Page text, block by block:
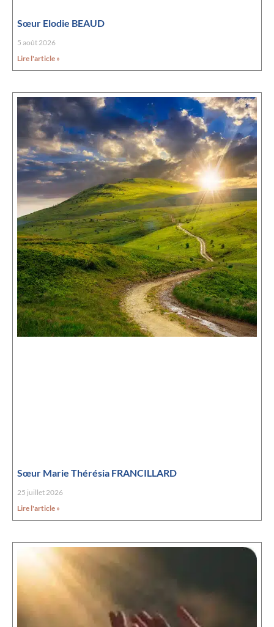
Sœur Elodie BEAUD
5 août 2026
Lire l'article »
Sœur Marie Thérésia FRANCILLARD
25 juillet 2026
Lire l'article »